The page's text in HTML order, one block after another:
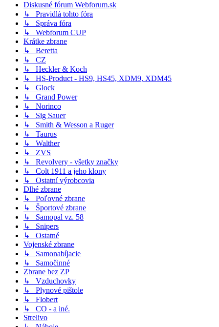
Diskusné fórum Webforum.sk
↳ Pravidlá tohto fóra
↳ Správa fóra
↳ Webforum CUP
Krátke zbrane
↳ Beretta
↳ CZ
↳ Heckler & Koch
↳ HS-Product - HS9, HS45, XDM9, XDM45
↳ Glock
↳ Grand Power
↳ Norinco
↳ Sig Sauer
↳ Smith & Wesson a Ruger
↳ Taurus
↳ Walther
↳ ZVS
↳ Revolvery - všetky značky
↳ Colt 1911 a jeho klony
↳ Ostatní výrobcovia
Dlhé zbrane
↳ Poľovné zbrane
↳ Športové zbrane
↳ Samopal vz. 58
↳ Snipers
↳ Ostatné
Vojenské zbrane
↳ Samonabíjacie
↳ Samočinné
Zbrane bez ZP
↳ Vzduchovky
↳ Plynové pištole
↳ Flobert
↳ CO - a iné.
Strelivo